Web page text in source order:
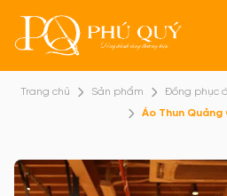
Trang chủ Sản phẩm Đồng phục
Áo Thun Quảng